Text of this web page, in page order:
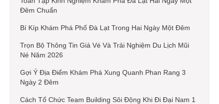
Đêm Chuẩn
Bí Kíp Khám Phá Phố Đà Lạt Trong Hai Ngày Một Đêm
Trọn Bộ Thông Tin Giá Vé Và Trải Nghiệm Du Lịch Mũi
Né Năm 2026
Gợi Ý Địa Điểm Khám Phá Xung Quanh Phan Rang 3
Ngày 2 Đêm
Cách Tổ Chức Team Building Sôi Động Khi Đi Đại Nam 1